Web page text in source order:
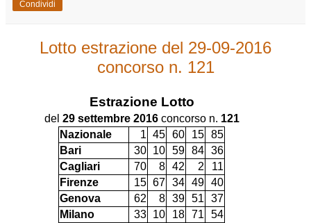
Condividi
Lotto estrazione del 29-09-2016
concorso n. 121
Estrazione Lotto
del 29 settembre 2016concorso n. 121
Nazionale
1 45 60 15 85
Bari
30 10 59 84 36
Cagliari
70 8 42 2
11
Firenze
15 67 34 49 40
Genova
62 8 39 51
37
Milano
33 10 18 71
54